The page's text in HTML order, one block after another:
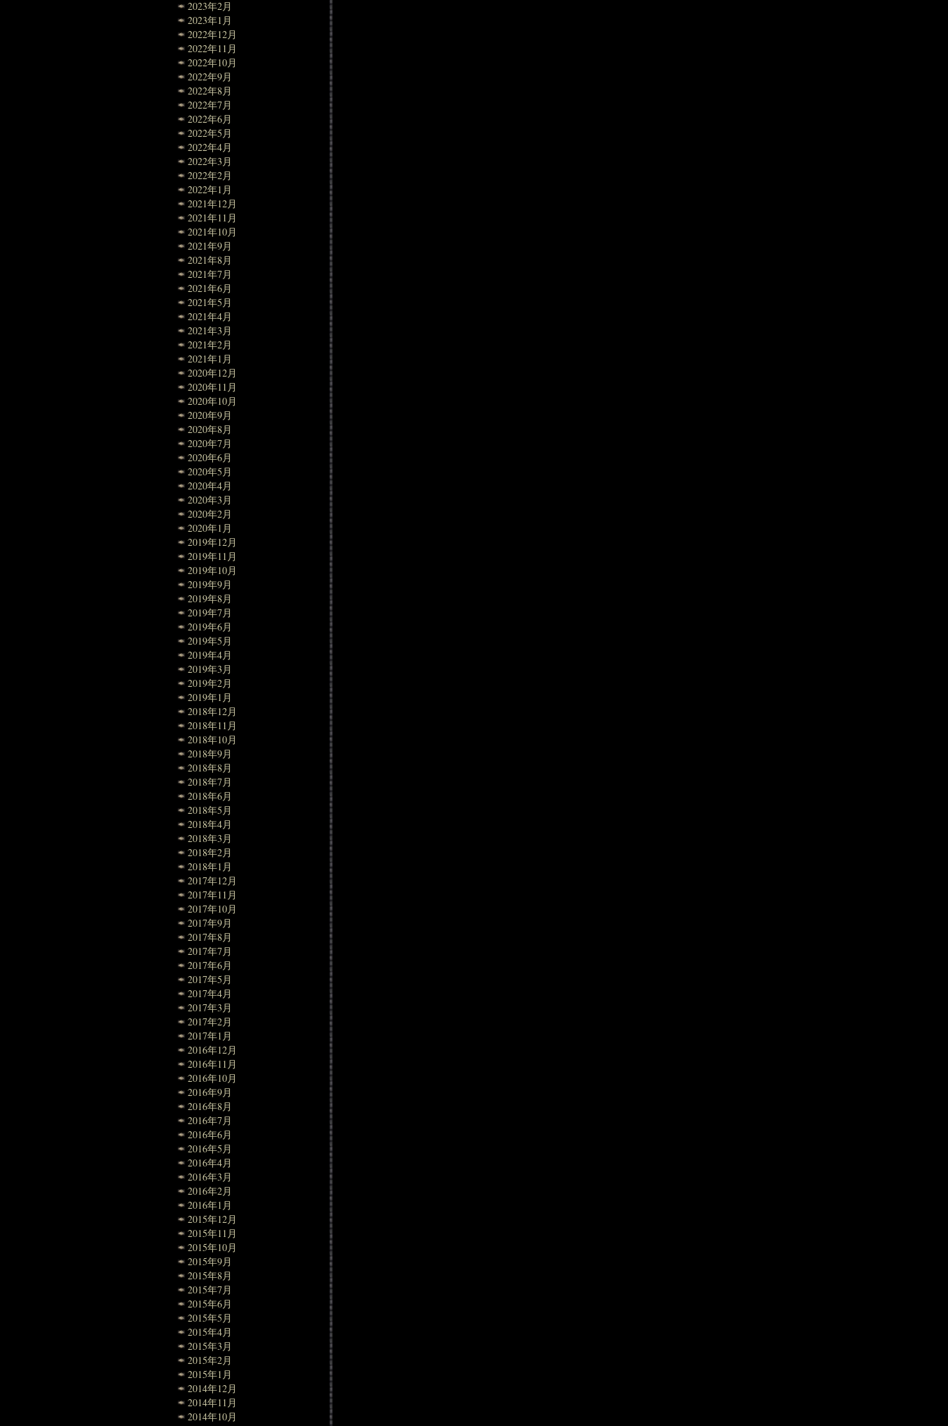
2023年2月
2023年1月
2022年12月
2022年11月
2022年10月
2022年9月
2022年8月
2022年7月
2022年6月
2022年5月
2022年4月
2022年3月
2022年2月
2022年1月
2021年12月
2021年11月
2021年10月
2021年9月
2021年8月
2021年7月
2021年6月
2021年5月
2021年4月
2021年3月
2021年2月
2021年1月
2020年12月
2020年11月
2020年10月
2020年9月
2020年8月
2020年7月
2020年6月
2020年5月
2020年4月
2020年3月
2020年2月
2020年1月
2019年12月
2019年11月
2019年10月
2019年9月
2019年8月
2019年7月
2019年6月
2019年5月
2019年4月
2019年3月
2019年2月
2019年1月
2018年12月
2018年11月
2018年10月
2018年9月
2018年8月
2018年7月
2018年6月
2018年5月
2018年4月
2018年3月
2018年2月
2018年1月
2017年12月
2017年11月
2017年10月
2017年9月
2017年8月
2017年7月
2017年6月
2017年5月
2017年4月
2017年3月
2017年2月
2017年1月
2016年12月
2016年11月
2016年10月
2016年9月
2016年8月
2016年7月
2016年6月
2016年5月
2016年4月
2016年3月
2016年2月
2016年1月
2015年12月
2015年11月
2015年10月
2015年9月
2015年8月
2015年7月
2015年6月
2015年5月
2015年4月
2015年3月
2015年2月
2015年1月
2014年12月
2014年11月
2014年10月